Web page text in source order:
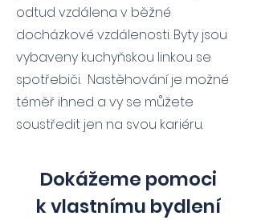
odtud vzdálena v běžné
docházkové vzdálenosti. Byty jsou
vybaveny kuchyňskou linkou se
spotřebiči. Nastěhování je možné
téměř ihned a vy se můžete
soustředit jen na svou kariéru.
Dokážeme pomoci
k vlastnímu bydlení